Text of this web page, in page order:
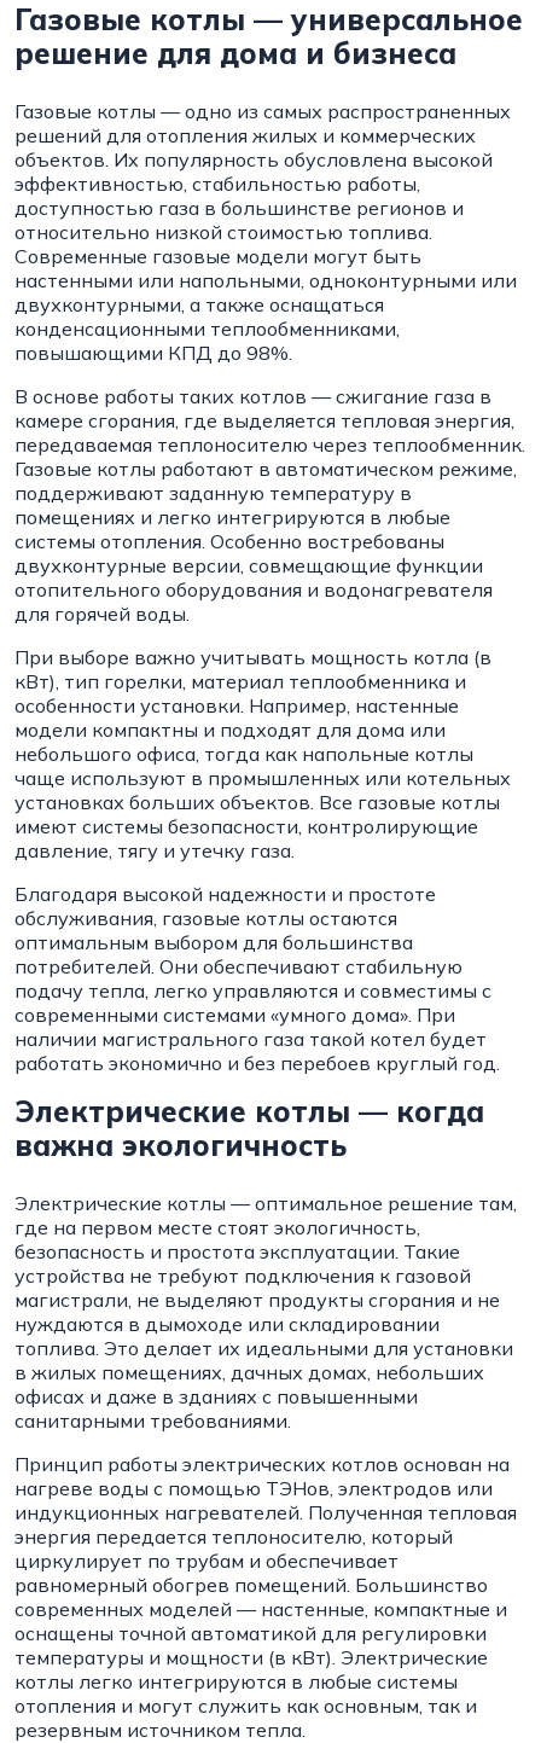
Газовые котлы — универсальное
решение для дома и бизнеса
Газовые котлы — одно из самых распространенных
решений для отопления жилых и коммерческих
объектов. Их популярность обусловлена высокой
эффективностью, стабильностью работы,
доступностью газа в большинстве регионов и
относительно низкой стоимостью топлива.
Современные газовые модели могут быть
настенными или напольными, одноконтурными или
двухконтурными, а также оснащаться
конденсационными теплообменниками,
повышающими КПД до 98%.
В основе работы таких котлов — сжигание газа в
камере сгорания, где выделяется тепловая энергия,
передаваемая теплоносителю через теплообменник.
Газовые котлы работают в автоматическом режиме,
поддерживают заданную температуру в
помещениях и легко интегрируются в любые
системы отопления. Особенно востребованы
двухконтурные версии, совмещающие функции
отопительного оборудования и водонагревателя
для горячей воды.
При выборе важно учитывать мощность котла (в
кВт), тип горелки, материал теплообменника и
особенности установки. Например, настенные
модели компактны и подходят для дома или
небольшого офиса, тогда как напольные котлы
чаще используют в промышленных или котельных
установках больших объектов. Все газовые котлы
имеют системы безопасности, контролирующие
давление, тягу и утечку газа.
Благодаря высокой надежности и простоте
обслуживания, газовые котлы остаются
оптимальным выбором для большинства
потребителей. Они обеспечивают стабильную
подачу тепла, легко управляются и совместимы с
современными системами «умного дома». При
наличии магистрального газа такой котел будет
работать экономично и без перебоев круглый год.
Электрические котлы — когда
важна экологичность
Электрические котлы — оптимальное решение там,
где на первом месте стоят экологичность,
безопасность и простота эксплуатации. Такие
устройства не требуют подключения к газовой
магистрали, не выделяют продукты сгорания и не
нуждаются в дымоходе или складировании
топлива. Это делает их идеальными для установки
в жилых помещениях, дачных домах, небольших
офисах и даже в зданиях с повышенными
санитарными требованиями.
Принцип работы электрических котлов основан на
нагреве воды с помощью ТЭНов, электродов или
индукционных нагревателей. Полученная тепловая
энергия передается теплоносителю, который
циркулирует по трубам и обеспечивает
равномерный обогрев помещений. Большинство
современных моделей — настенные, компактные и
оснащены точной автоматикой для регулировки
температуры и мощности (в кВт). Электрические
котлы легко интегрируются в любые системы
отопления и могут служить как основным, так и
резервным источником тепла.